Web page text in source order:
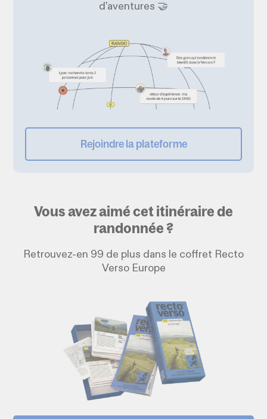
d'aventures 🤝
Rejoindre la plateforme
Vous avez aimé cet itinéraire de
randonnée ?
Retrouvez-en 99 de plus dans le coffret Recto
Verso Europe